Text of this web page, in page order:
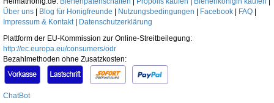
Über uns
Blog für Honigfreunde Nutzungsbedingungen Facebook FAQ
Impressum & Kontakt|
Datenschutzerklärung
Plattform der EU-Kommission zur Online-Streitbeilegung:
http://ec.europa.eu/consumers/odr
Bezahlmethoden ohne Zusatzkosten:
ChatBot